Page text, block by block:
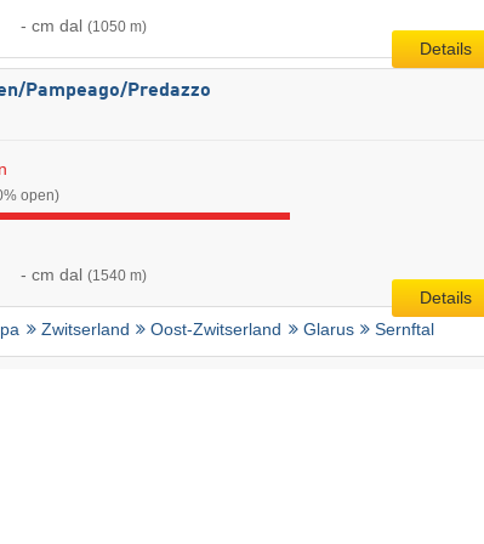
- cm dal (1050 m)
Details
​Pampeago/​Predazzo
open)
- cm dal (1540 m)
Details
Zwitserland Oost-Zwitserland Glarus Sernftal